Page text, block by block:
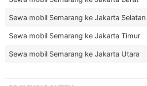
Sewa mobil Semarang ke Jakarta Selatan
Sewa mobil Semarang ke Jakarta Timur
Sewa mobil Semarang ke Jakarta Utara